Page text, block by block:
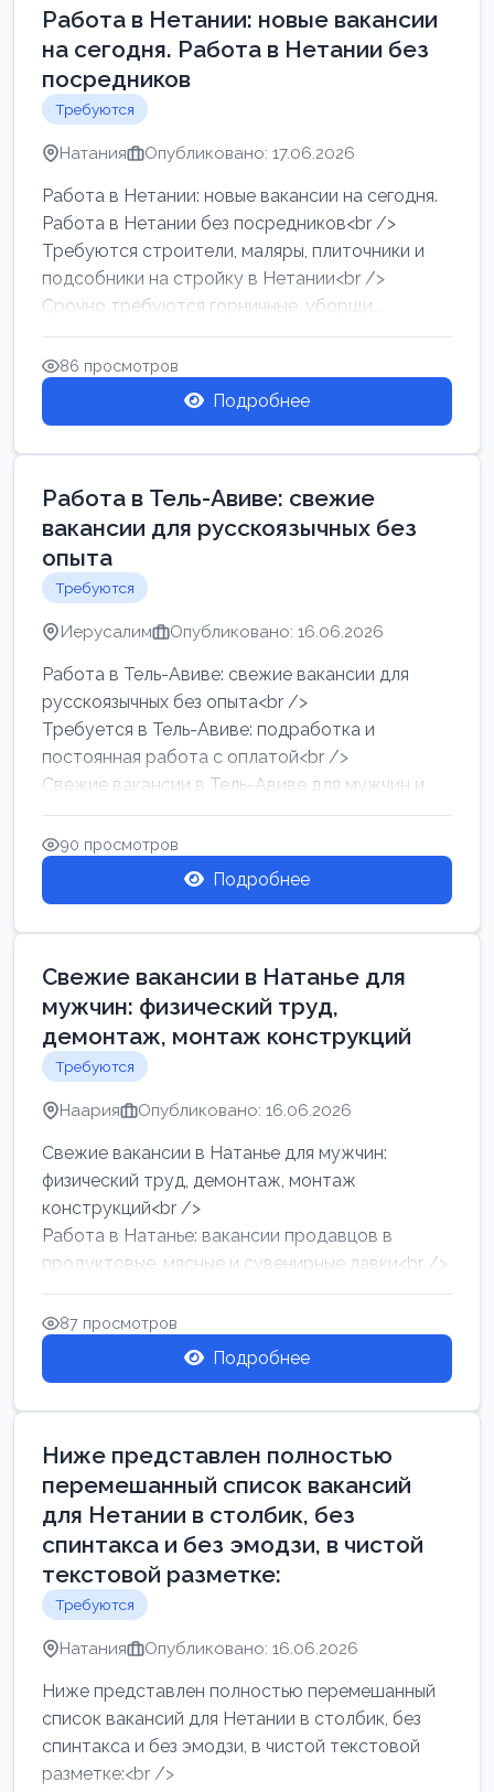
Работа в Нетании: новые вакансии
на сегодня. Работа в Нетании без
посредников
Требуются
Натания Опубликовано: 17.06.2026
Работа в Нетании: новые вакансии на сегодня.
Работа в Нетании без посредников<br />
Требуются строители, маляры, плиточники и
подсобники на стройку в Нетании<br />
Срочно требуются горничные, уборщи...
86 просмотров
Подробнее
Работа в Тель-Авиве: свежие
вакансии для русскоязычных без
опыта
Требуются
Иерусалим Опубликовано: 16.06.2026
Работа в Тель-Авиве: свежие вакансии для
русскоязычных без опыта<br />
Требуется в Тель-Авиве: подработка и
постоянная работа с оплатой<br />
Свежие вакансии в Тель-Авиве для мужчин и
женщин от хозя...
90 просмотров
Подробнее
Свежие вакансии в Натанье для
мужчин: физический труд,
демонтаж, монтаж конструкций
Требуются
Наария Опубликовано: 16.06.2026
Свежие вакансии в Натанье для мужчин:
физический труд, демонтаж, монтаж
конструкций<br />
Работа в Натанье: вакансии продавцов в
продуктовые, мясные и сувенирные лавки<br />
Разнорабочий на сборку м...
87 просмотров
Подробнее
Ниже представлен полностью
перемешанный список вакансий
для Нетании в столбик, без
спинтакса и без эмодзи, в чистой
текстовой разметке:
Требуются
Натания Опубликовано: 16.06.2026
Ниже представлен полностью перемешанный
список вакансий для Нетании в столбик, без
спинтакса и без эмодзи, в чистой текстовой
разметке:<br />